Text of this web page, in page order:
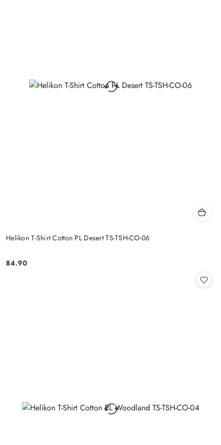
Helikon T-Shirt Cotton PL Desert TS-TSH-CO-06
Cena:
84.90